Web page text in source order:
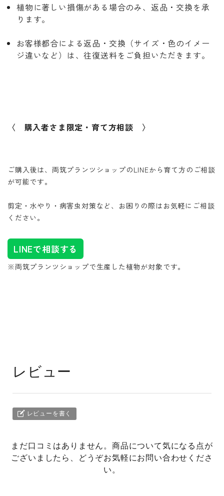
植物に著しい損傷がある場合のみ、返品・交換を承
ります。
お客様都合による返品・交換（サイズ・色のイメー
ジ違いなど）は、往復送料をご負担いただきます。
〈 購入者さま限定・育て方相談 〉
ご購入後は、両筑プランツショップのLINEから育て方のご相談
が可能です。
剪定・水やり・病害虫対策など、お困りの際はお気軽にご相談
ください。
LINEで相談する
※両筑プランツショップで生産した植物が対象です。
レビュー
レビューを書く
まだ口コミはありません。商品について気になる点が
ございましたら、どうぞお気軽にお問い合わせくださ
い。